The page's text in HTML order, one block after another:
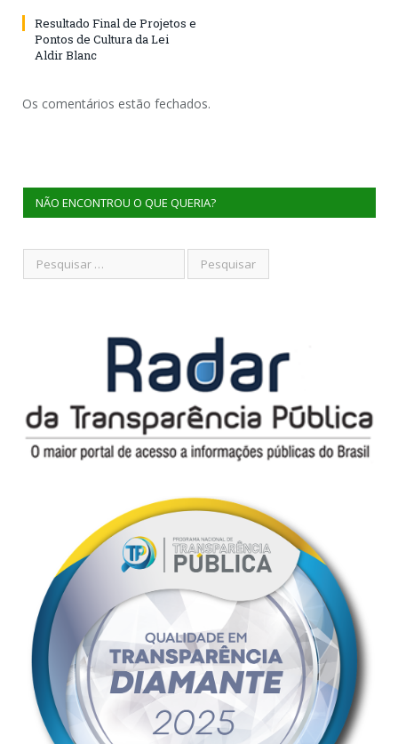
Resultado Final de Projetos e
Pontos de Cultura da Lei
Aldir Blanc
Os comentários estão fechados.
NÃO ENCONTROU O QUE QUERIA?